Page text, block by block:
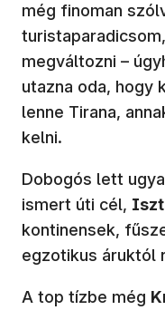
még finoman
megváltozni –
utazna oda, hogy
lenne Tirana,
kelni.
Dobogós lett
ismert úti cél,
kontinensek,
egzotikus áruktól
A top tízbe még